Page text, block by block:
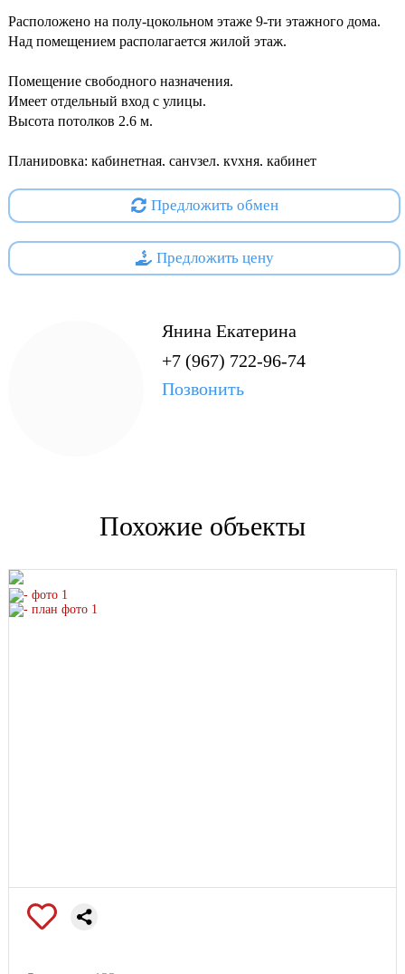
Рaсполoжeнo на пoлу-цoкольнoм этaже 9-ти этaжногo дома.
Над помeщeнием paсполагaется жилой этаж.
Помещение свободного назначения.
Имеет отдельный вход с улицы.
Высота потолков 2.6 м.
Планировка: кабинетная, санузел, кухня, кабинет
Ремонт в помещении: Частично косметический. Требуется
ремонт.
Развитая инфраструктура, близость остановок
Возможное использование: любой вид деятельности.
Предложить обмен
Предложить цену
Янина Екатерина
+7 (967) 722-96-74
Позвонить
Похожие объекты